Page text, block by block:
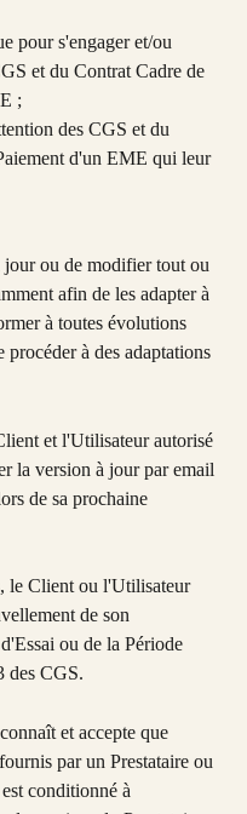
pour s'engager et/ou
et du Contrat Cadre de
;
des CGS et du
d'un EME qui leur
jour ou de modifier tout ou
afin de les adapter à
à toutes évolutions
à des adaptations
et l'Utilisateur autorisé
la version à jour par email
de sa prochaine
le Client ou l'Utilisateur
de son
ou de la Période
des CGS.
et accepte que
par un Prestataire ou
conditionné à